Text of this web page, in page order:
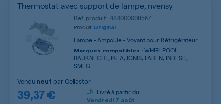
Thermostat avec support de lampe,invensy
Ref. produit : 484000008567
Produit Original
Lampe - Ampoule - Voyant pour Réfrigérateur
Marques compatibles : WHIRLPOOL,
BAUKNECHT, IKEA, IGNIS, LADEN, INDESIT,
SMEG
39,37 €
Vendu neuf parCellastor
Livré à partir du
Vendredi 7 août